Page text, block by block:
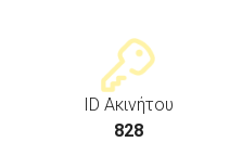
ID Ακινήτου
828